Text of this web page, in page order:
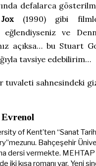
defalarca
(1990) gibi
eğlendiyseniz ve
açıksa… bu Stuart
tavsiye edebilirim…
tuvaleti sahnesindeki
Evrenol
of Kent’ten “Sanat
Bahçeşehir
dersi vermekte. MEHTAP
iki kısa romanı var. Yeni